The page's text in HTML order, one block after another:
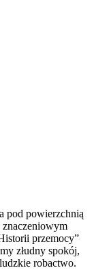
pod powierzchnią
znaczeniowym
przemocy”
złudny spokój,
robactwo.